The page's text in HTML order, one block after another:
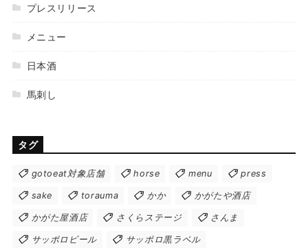
プレスリリース
メニュー
日本酒
馬刺し
タグ
gotoeat対象店舗 horse menu press
sake torauma かか かがたや酒店
かがた屋酒店 さくらステージ さんま
サッポロビール サッポロ黒ラベル